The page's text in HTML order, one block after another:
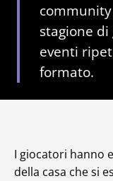
stagione
eventi
formato.
I giocatori hanno
della casa che si